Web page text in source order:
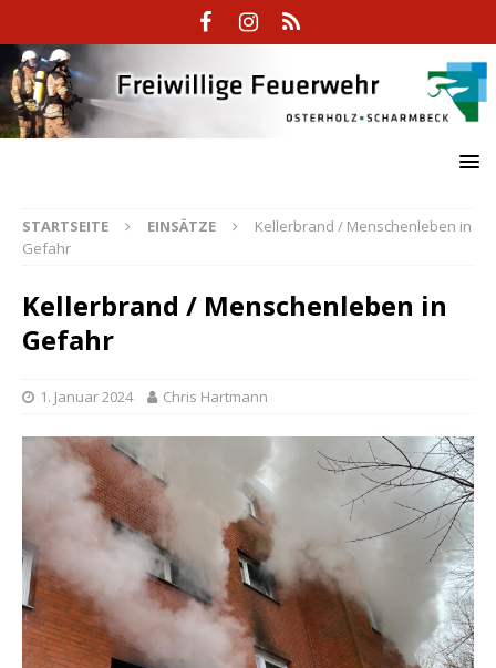
STARTSEITE EINSÄTZE
Kellerbrand / Menschenleben in
Gefahr
Kellerbrand / Menschenleben in
Gefahr
1. Januar 2024 Chris Hartmann